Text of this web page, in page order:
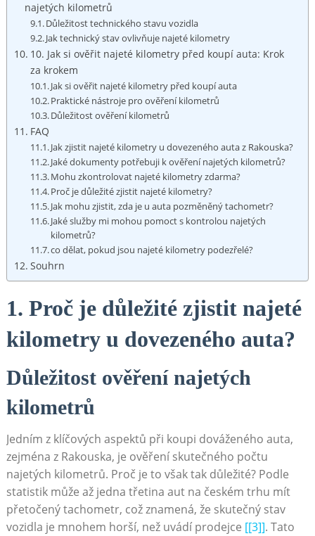
najetých kilometrů
Důležitost technického stavu vozidla
Jak technický stav ovlivňuje najeté kilometry
10. Jak si ověřit najeté kilometry před koupí auta: Krok
za krokem
Jak si ověřit najeté kilometry před koupí auta
Praktické nástroje pro ověření kilometrů
Důležitost ověření kilometrů
FAQ
Jak zjistit najeté kilometry u dovezeného auta z Rakouska?
Jaké dokumenty potřebuji k ověření najetých kilometrů?
Mohu zkontrolovat najeté kilometry zdarma?
Proč je důležité zjistit najeté kilometry?
Jak mohu zjistit, zda je u auta pozměněný tachometr?
Jaké služby mi mohou pomoct s kontrolou najetých
kilometrů?
co dělat, pokud jsou najeté kilometry podezřelé?
Souhrn
1. Proč je důležité zjistit najeté
kilometry u dovezeného auta?
Důležitost ověření najetých
kilometrů
Jedním z klíčových aspektů při koupi dováženého auta,
zejména z Rakouska, je ověření skutečného počtu
najetých kilometrů. Proč je to však tak důležité? Podle
statistik může až jedna třetina aut na českém trhu mít
přetočený tachometr, což znamená, že skutečný stav
vozidla je mnohem horší, než uvádí prodejce [[3]]. Tato